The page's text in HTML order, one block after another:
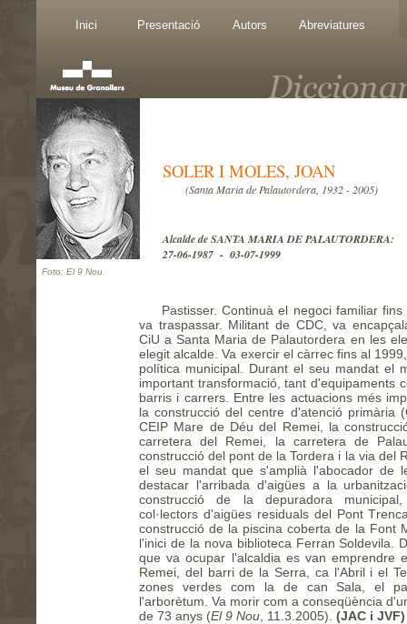
Inici Presentació Autors Abreviatures
SOLER I MOLES, JOAN
(Santa Maria de Palautordera, 1932 - 2005)
Alcalde de SANTA MARIA DE PALAUTORDERA:
27-06-1987 - 03-07-1999
Foto: El 9 Nou.
Pastisser. Continuà el negoci familiar
va traspassar. Militant de CDC, va
CiU a Santa Maria de Palautordera en les
elegit alcalde. Va exercir el càrrec fins al
política municipal. Durant el seu mandat el
important transformació, tant d'equipaments
barris i carrers. Entre les actuacions més
la construcció del centre d'atenció primària
CEIP Mare de Déu del Remei, la
carretera del Remei, la carretera de
construcció del pont de la Tordera i la via del
el seu mandat que s'amplià l'abocador de
destacar l'arribada d'aigües a la
construcció de la depuradora
col·lectors d'aigües residuals del Pont
construcció de la piscina coberta de la Font
l'inici de la nova biblioteca Ferran Soldevila.
que va ocupar l'alcaldia es van emprendre
Remei, del barri de la Serra, ca l'Abril i el
zones verdes com la de can Sala, el
l'arborètum. Va morir com a conseqüència
de 73 anys (El 9 Nou , 11.3.2005). (JAC i JVF)